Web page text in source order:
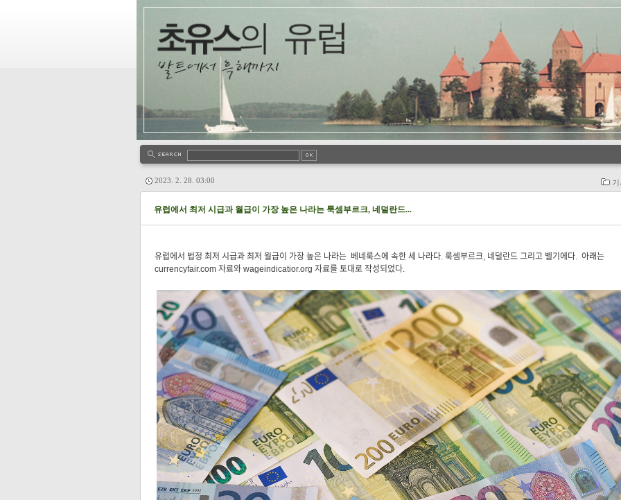
2023. 2. 28. 03:00
유럽에서 최저 시급과 월급이 가장 높은 나라는 룩셈부르크, 네덜란드...
유럽에서 법정 최저 시급과 최저 월급이 가장 높은 나라는 베네룩스에 속한 세 나라다. 룩셈부르크, 네덜란드 그리고 벨기에다. 아래는
currencyfair.com 자료와 wageindicatior.org 자료를 토대로 작성되었다.